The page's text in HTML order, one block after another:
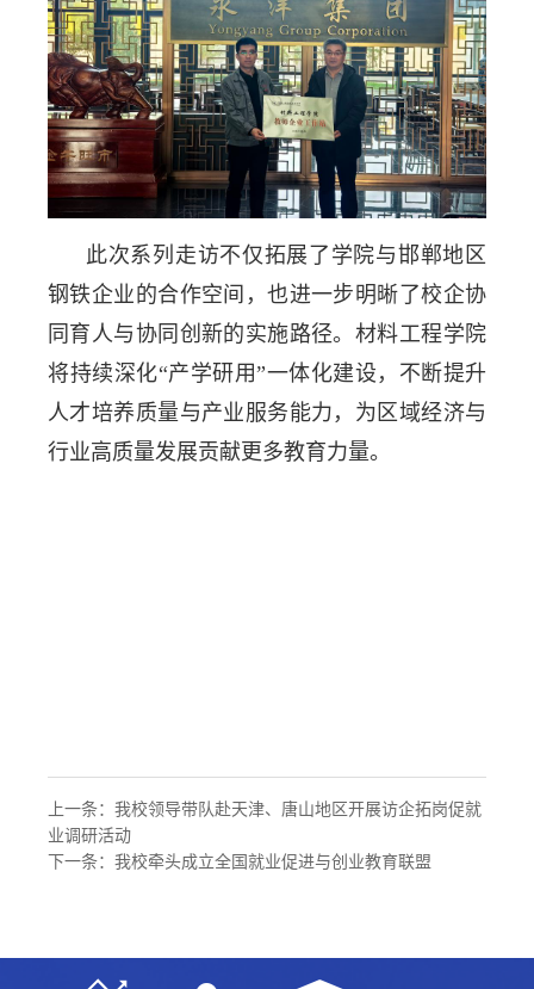
此次系列走访不仅拓展了学院与邯郸地区
钢铁企业的合作空间，也进一步明晰了校企协
同育人与协同创新的实施路径。材料工程学院
将持续深化“产学研用”一体化建设，不断提升
人才培养质量与产业服务能力，为区域经济与
行业高质量发展贡献更多教育力量。
上一条： 我校领导带队赴天津、唐山地区开展访企拓岗促就
业调研活动
下一条： 我校牵头成立全国就业促进与创业教育联盟